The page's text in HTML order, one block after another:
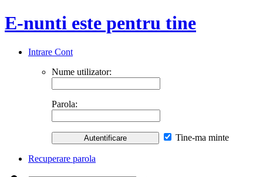
E-nunti este pentru tine
Intrare Cont
Nume utilizator:
Parola:
Tine-ma minte
Recuperare parola